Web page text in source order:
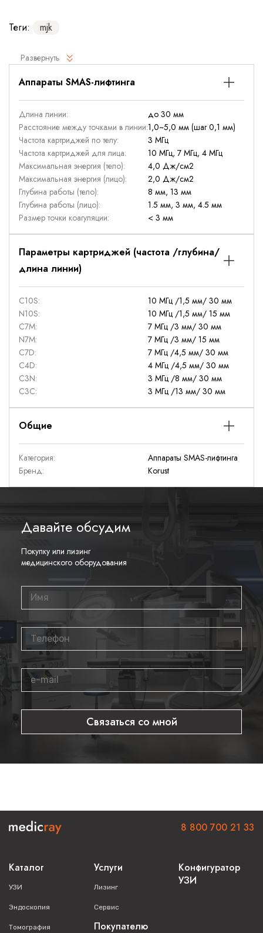
Теги: mjk
Развернуть
Аппараты SMAS-лифтинга
Длина линии:
до 30 мм
Расстояние между точками в линии:1,0~5,0 мм (шаг 0,1 мм)
Частота картриджей по телу:
3 МГц
Частота картриджей для лица:
10 МГц, 7 МГц, 4 МГц
Максимальная энергия (тело):
4,0 Дж/см2
Максимальная энергия (лицо):
2,0 Дж/см2
Глубина работы (тело):
8 мм, 13 мм
Глубина работы (лицо):
1.5 мм, 3 мм, 4.5 мм
Размер точки коагуляции:
< 3 мм
Параметры картриджей (частота /глубина/
длина линии)
C10S:
10 МГц /1,5 мм/ 30 мм
N10S:
10 МГц /1,5 мм/ 15 мм
C7M:
7 МГц /3 мм/ 30 мм
N7M:
7 МГц /3 мм/ 15 мм
C7D:
7 МГц /4,5 мм/ 30 мм
С4D:
4 МГц /4,5 мм/ 30 мм
C3N:
3 МГц /8 мм/ 30 мм
С3С:
3 МГц /13 мм/ 30 мм
Общие
Категория:
Аппараты SMAS-лифтинга
Бренд:
Korust
Давайте обсудим
Покупку или лизинг
медицинского оборудования
Связаться со мной
Каталог
УЗИ
Эндоскопия
Томография
Услуги
Лизинг
Сервис
Покупателю
Конфигуратор
УЗИ
8 800 700 21 33